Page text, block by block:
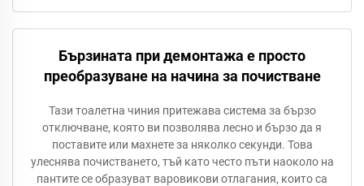
Бързината при демонтажа е просто
преобразуване на начина за почистване
Тази тоалетна чиния притежава система за бързо
отключване, която ви позволява лесно и бързо да я
поставите или махнете за няколко секунди. Това
улеснява почистването, тъй като често пъти наоколо на
пантите се образуват варовикови отлагания, които са